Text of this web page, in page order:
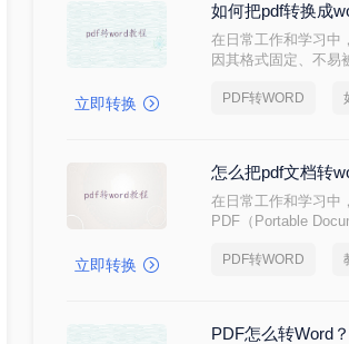
立即转换
如何把pdf转换成
在日常工作和学习中
因其格式固定、不易
成Word文档的实用
PDF转WORD
立即转换
怎么把pdf文档转
在日常工作和学习中
PDF（Portable
PDF文档转换为
PDF转WORD
PDF怎么转Word